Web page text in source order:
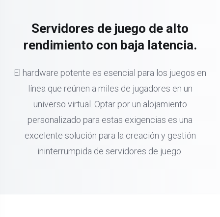
Servidores de juego de alto
rendimiento con baja latencia.
El hardware potente es esencial para los juegos en
línea que reúnen a miles de jugadores en un
universo virtual. Optar por un alojamiento
personalizado para estas exigencias es una
excelente solución para la creación y gestión
ininterrumpida de servidores de juego.